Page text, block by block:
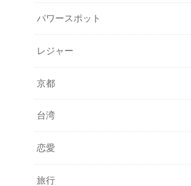
パワースポット
レジャー
京都
台湾
恋愛
旅行